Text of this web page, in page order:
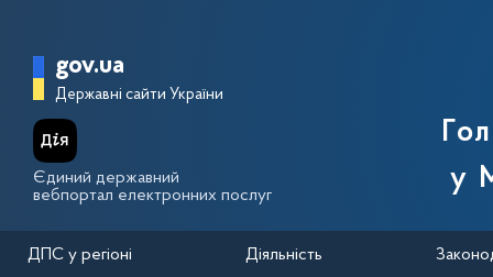
Головна сторінка Державної
gov.ua
Державні сайти України
Єдиний державний
вебпортал електронних послуг
у
ДПС у регіоні Діяльність